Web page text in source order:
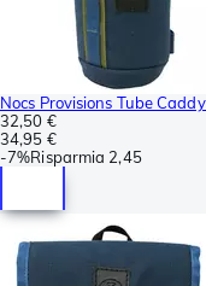
Nocs Provisions Tube
32,50 €
34,95 €
-7%Risparmia 2,45